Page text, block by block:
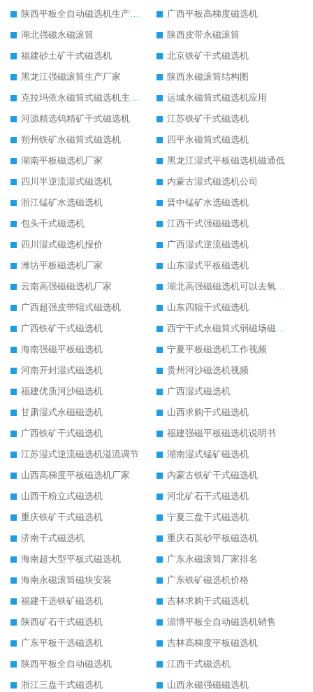
陕西平板全自动磁选机生产厂家
广西平板高梯度磁选机
湖北强磁永磁滚筒
陕西皮带永磁滚筒
福建砂土矿干式磁选机
北京铁矿干式磁选机
黑龙江强磁滚筒生产厂家
陕西永磁滚筒结构图
克拉玛依永磁筒式磁选机主要技术参数
运城永磁筒式磁选机应用
河源精选钨精矿干式磁选机
江苏铁矿干式磁选机
朔州铁矿永磁筒式磁选机
四平永磁筒式磁选机
湖南平板磁选机厂家
黑龙江湿式平板磁选机磁通低
四川半逆流湿式磁选机
内蒙古湿式磁选机公司
浙江锰矿水选磁选机
晋中锰矿水选磁选机
包头干式磁选机
江西干式强磁磁选机
四川湿式磁选机报价
广西湿式逆流磁选机
潍坊平板磁选机厂家
山东湿式平板磁选机
云南高强磁磁选机厂家
湖北高强磁磁选机可以去氧化铝
广西超强皮带辊式磁选机
山东四辊干式磁选机
广西铁矿干式磁选机
西宁干式永磁筒式弱磁场磁选机结构图
海南强磁平板磁选机
宁夏平板磁选机工作视频
河南开封湿式磁选机
贵州河沙磁选机视频
福建优质河沙磁选机
广西湿式磁选机
甘肃湿式永磁磁选机
山西求购干式磁选机
广西铁矿干式磁选机
福建强磁平板磁选机说明书
江苏湿式逆流磁选机溢流调节
湖南湿式锰矿磁选机
山西高梯度平板磁选机厂家
内蒙古铁矿干式磁选机
山西干粉立式磁选机
河北矿石干式磁选机
重庆铁矿干式磁选机
宁夏三盘干式磁选机
济南干式磁选机
重庆石英砂平板磁选机
海南超大型平板式磁选机
广东永磁滚筒厂家排名
海南永磁滚筒磁块安装
广东铁矿磁选机价格
福建干选铁矿磁选机
吉林求购干式磁选机
陕西矿石干式磁选机
淄博平板全自动磁选机销售
广东平板干选磁选机
吉林高梯度平板磁选机
陕西平板全自动磁选机
江西干式磁选机
浙江三盘干式磁选机
山西永磁强磁磁选机